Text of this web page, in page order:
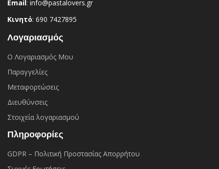
Email: info@pastalovers.gr
Κινητό: 690 7427895
Λογαριασμός
Ο Λογαριασμός Μου
Παραγγελίες
Μεταφορτώσεις
Διευθύνσεις
Στοιχεία λογαριασμού
Πληροφορίες
GDPR – Πολιτική Προστασίας Απορρήτου